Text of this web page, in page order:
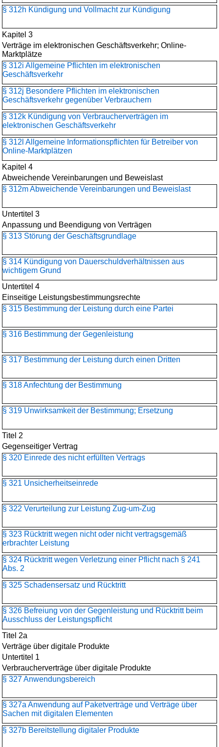
§ 312h Kündigung und Vollmacht zur Kündigung
Kapitel 3
Verträge im elektronischen Geschäftsverkehr; Online-
Marktplätze
§ 312i Allgemeine Pflichten im elektronischen
Geschäftsverkehr
§ 312j Besondere Pflichten im elektronischen
Geschäftsverkehr gegenüber Verbrauchern
§ 312k Kündigung von Verbraucherverträgen im
elektronischen Geschäftsverkehr
§ 312l Allgemeine Informationspflichten für Betreiber von
Online-Marktplätzen
Kapitel 4
Abweichende Vereinbarungen und Beweislast
§ 312m Abweichende Vereinbarungen und Beweislast
Untertitel 3
Anpassung und Beendigung von Verträgen
§ 313 Störung der Geschäftsgrundlage
§ 314 Kündigung von Dauerschuldverhältnissen aus
wichtigem Grund
Untertitel 4
Einseitige Leistungsbestimmungsrechte
§ 315 Bestimmung der Leistung durch eine Partei
§ 316 Bestimmung der Gegenleistung
§ 317 Bestimmung der Leistung durch einen Dritten
§ 318 Anfechtung der Bestimmung
§ 319 Unwirksamkeit der Bestimmung; Ersetzung
Titel 2
Gegenseitiger Vertrag
§ 320 Einrede des nicht erfüllten Vertrags
§ 321 Unsicherheitseinrede
§ 322 Verurteilung zur Leistung Zug-um-Zug
§ 323 Rücktritt wegen nicht oder nicht vertragsgemäß
erbrachter Leistung
§ 324 Rücktritt wegen Verletzung einer Pflicht nach § 241
Abs. 2
§ 325 Schadensersatz und Rücktritt
§ 326 Befreiung von der Gegenleistung und Rücktritt beim
Ausschluss der Leistungspflicht
Titel 2a
Verträge über digitale Produkte
Untertitel 1
Verbraucherverträge über digitale Produkte
§ 327 Anwendungsbereich
§ 327a Anwendung auf Paketverträge und Verträge über
Sachen mit digitalen Elementen
§ 327b Bereitstellung digitaler Produkte